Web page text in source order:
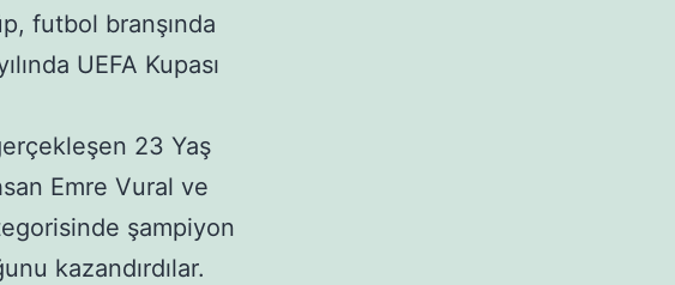
futbol branşında
UEFA Kupası
23 Yaş
Emre Vural ve
şampiyon
kazandırdılar.